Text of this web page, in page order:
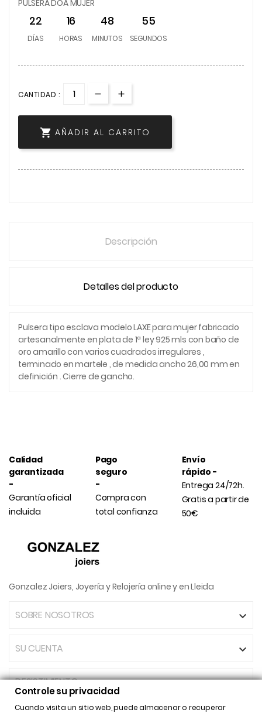
PULSERA DOA MUJER
22
DÍAS
16
HORAS
48
MINUTOS
55
SEGUNDOS
CANTIDAD :
 AÑADIR AL CARRITO
Descripción
Detalles del producto
Pulsera tipo esclava modelo LAXE para mujer fabricado
artesanalmente en plata de 1ª ley 925 mls con baño de
oro amarillo con varios cuadrados irregulares ,
terminado en martele , de medida ancho 26,00 mm en
definición . Cierre de gancho.
Calidad
garantizada
-
Garantía oficial
incluida
Pago
seguro
-
Compra con
total confianza
Envío
rápido -
Entrega 24/72h.
Gratis a partir de
50€
Gonzalez Joiers, Joyería y Relojería online y en Lleida
SOBRE NOSOTROS 
SU CUENTA 
DESISTIMIENTO
Controle su privacidad
Cuando visita un sitio web, puede almacenar o recuperar